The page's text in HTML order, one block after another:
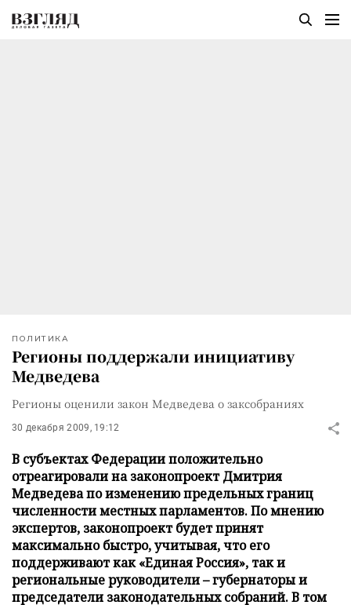
ПОЛИТИКА
Регионы поддержали инициативу
Медведева
Регионы оценили закон Медведева о заксобраниях
30 декабря 2009, 19:12
В субъектах Федерации положительно
отреагировали на законопроект Дмитрия
Медведева по изменению предельных границ
численности местных парламентов. По мнению
экспертов, законопроект будет принят
максимально быстро, учитывая, что его
поддерживают как «Единая Россия», так и
региональные руководители – губернаторы и
председатели законодательных собраний. В том